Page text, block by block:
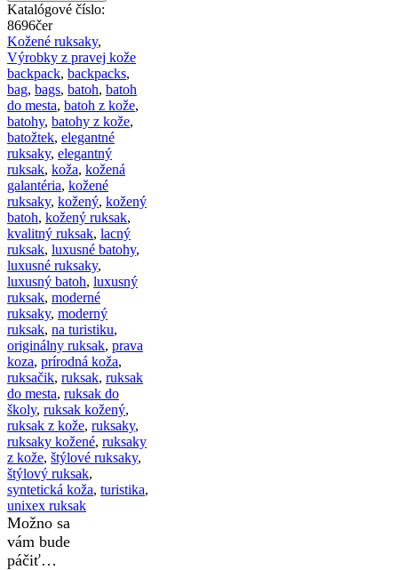
Katalógové číslo:
8696čer
Kožené ruksaky,
Výrobky z pravej kože
backpack, backpacks,
bag, bags, batoh, batoh
do mesta, batoh z kože,
batohy, batohy z kože,
batožtek, elegantné
ruksaky, elegantný
ruksak, koža, kožená
galantéria, kožené
ruksaky, kožený, kožený
batoh, kožený ruksak,
kvalitný ruksak, lacný
ruksak, luxusné batohy,
luxusné ruksaky,
luxusný batoh, luxusný
ruksak, moderné
ruksaky, moderný
ruksak, na turistiku,
originálny ruksak, prava
koza, prírodná koža,
ruksačik, ruksak, ruksak
do mesta, ruksak do
školy, ruksak kožený,
ruksak z kože, ruksaky,
ruksaky kožené, ruksaky
z kože, štýlové ruksaky,
štýlový ruksak,
syntetická koža, turistika,
unixex ruksak
Možno sa
vám bude
páčiť…